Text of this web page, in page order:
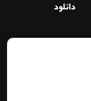
دانلود